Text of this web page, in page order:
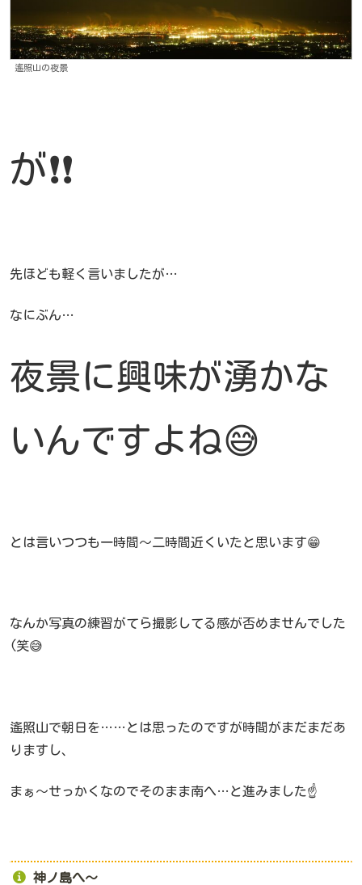
遙照山の夜景
が❗❗
先ほども軽く言いましたが…
なにぶん…
夜景に興味が湧かな
いんですよね😅
とは言いつつも一時間～二時間近くいたと思います😁
なんか写真の練習がてら撮影してる感が否めませんでした
(笑😅
遙照山で朝日を……とは思ったのですが時間がまだまだあ
りますし、
まぁ～せっかくなのでそのまま南へ…と進みました☝️
神ノ島へ～